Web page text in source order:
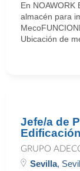
En
almacén para
Ubicación de
Jefe/a de
Edificación
GRUPO
Sevilla,